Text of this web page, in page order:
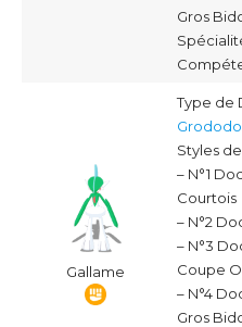
Gros
Gallame
Type de
Grododo
Styles
– N°1
Courtois
– N°2
– N°3
Coupe
– N°4
Gros